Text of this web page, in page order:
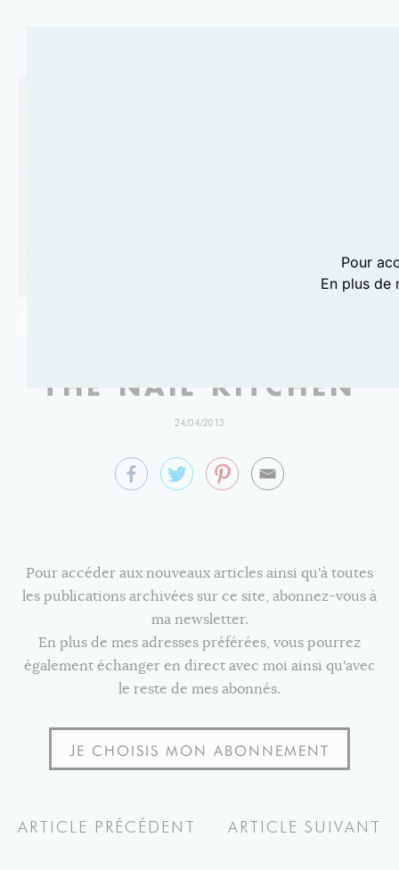
THE NAIL KITCHEN
24/04/2013
Pour accéder aux nouveaux articles ainsi qu'à toutes
les publications archivées sur ce site, abonnez-vous à
ma newsletter.
En plus de mes adresses préférées, vous pourrez
également échanger en direct avec moi ainsi qu'avec
le reste de mes abonnés.
JE CHOISIS MON ABONNEMENT
Pour
En plus de
ARTICLE PRÉCÉDENT ARTICLE SUIVANT